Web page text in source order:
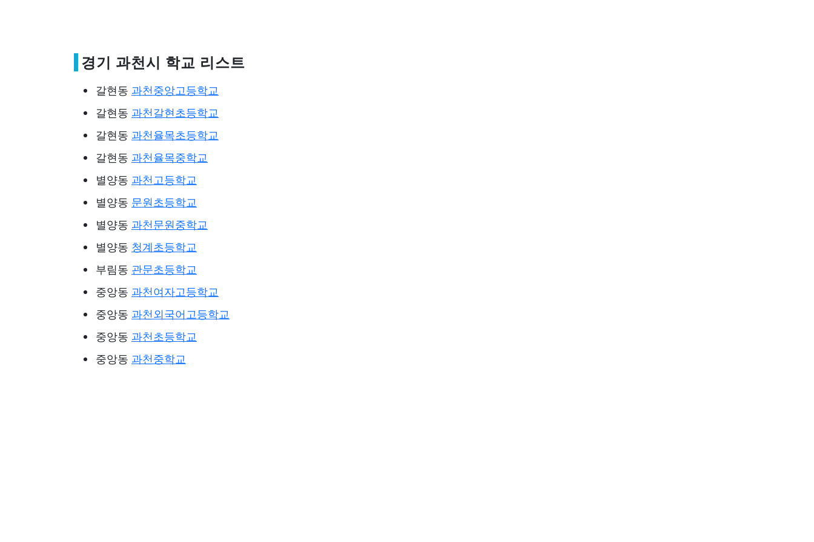
경기 과천시 학교 리스트
갈현동 과천중앙고등학교
갈현동 과천갈현초등학교
갈현동 과천율목초등학교
갈현동 과천율목중학교
별양동 과천고등학교
별양동 문원초등학교
별양동 과천문원중학교
별양동 청계초등학교
부림동 관문초등학교
중앙동 과천여자고등학교
중앙동 과천외국어고등학교
중앙동 과천초등학교
중앙동 과천중학교